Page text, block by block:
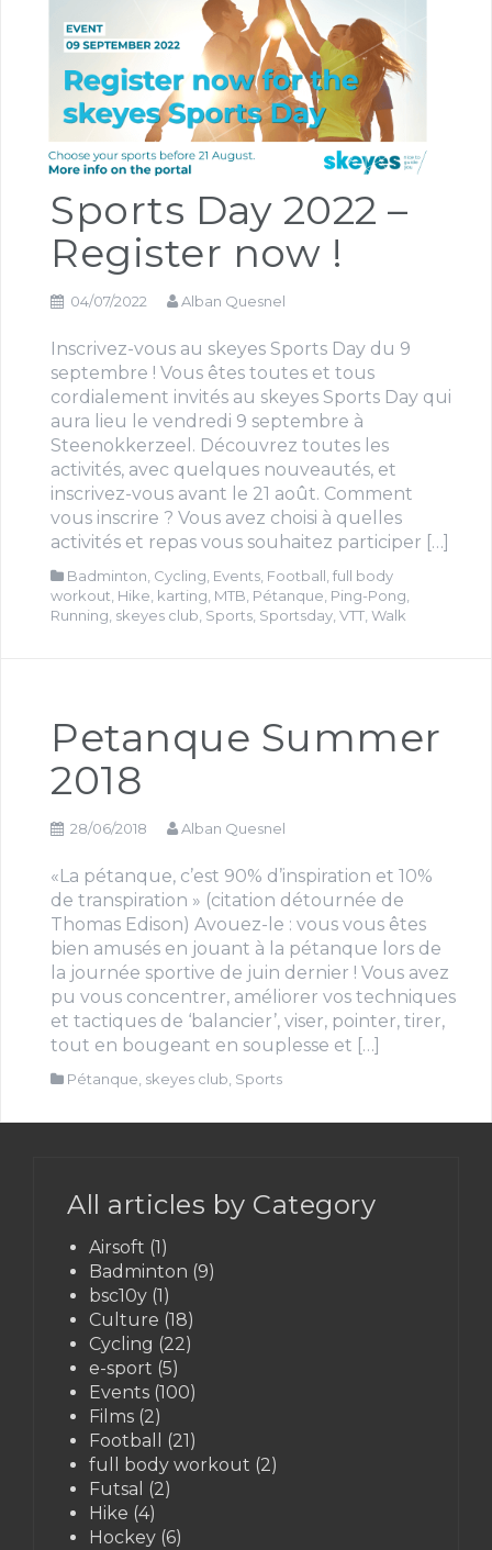
Sports Day 2022 –
Register now !
04/07/2022 Alban Quesnel
Inscrivez-vous au skeyes Sports Day du 9
septembre ! Vous êtes toutes et tous
cordialement invités au skeyes Sports Day qui
aura lieu le vendredi 9 septembre à
Steenokkerzeel. Découvrez toutes les
activités, avec quelques nouveautés, et
inscrivez-vous avant le 21 août. Comment
vous inscrire ? Vous avez choisi à quelles
activités et repas vous souhaitez participer […]
Badminton Cycling Events Football full body
workout Hike karting MTB Pétanque Ping-Pong
Running skeyes club Sports Sportsday VTT Walk
Petanque Summer
2018
28/06/2018 Alban Quesnel
«La pétanque, c’est 90% d’inspiration et 10%
de transpiration » (citation détournée de
Thomas Edison) Avouez-le : vous vous êtes
bien amusés en jouant à la pétanque lors de
la journée sportive de juin dernier ! Vous avez
pu vous concentrer, améliorer vos techniques
et tactiques de ‘balancier’, viser, pointer, tirer,
tout en bougeant en souplesse et […]
Pétanque skeyes club Sports
All articles by Category
Airsoft (1)
Badminton (9)
bsc10y (1)
Culture (18)
Cycling (22)
e-sport (5)
Events (100)
Films (2)
Football
(21)
full body workout (2)
Futsal (2)
Hike (4)
Hockey (6)